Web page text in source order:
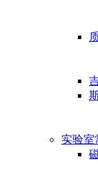
实验室